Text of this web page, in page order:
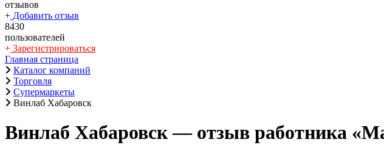
отзывов
+ Добавить отзыв
8430
пользователей
+ Зарегистрироваться
Главная страница
Каталог компаний
Торговля
Супермаркеты
Винлаб Хабаровск
Винлаб Хабаровск— отзыв работника